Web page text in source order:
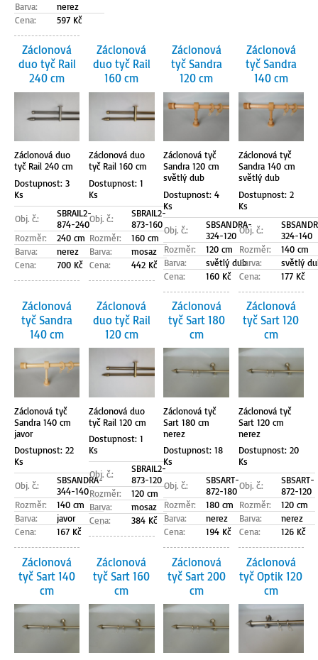
Barva:
nerez
Cena:
597 Kč
Záclonová
duo tyč Rail
240 cm
Záclonová duo
tyč Rail 240 cm
Dostupnost: 3
Ks
Obj. č.:
SBRAIL2-
874-240
Rozměr:
240 cm
Barva:
nerez
Cena:
700 Kč
Záclonová
duo tyč Rail
160 cm
Záclonová duo
tyč Rail 160 cm
Dostupnost: 1
Ks
Obj. č.:
SBRAIL2-
873-160
Rozměr:
160 cm
Barva:
mosaz
Cena:
442 Kč
Záclonová
tyč Sandra
120 cm
Záclonová tyč
Sandra 120 cm
světlý dub
Dostupnost: 4
Ks
Obj. č.:
SBSANDRA-
324-120
Rozměr:
120 cm
Barva:
světlý dub
Cena:
160 Kč
Záclonová
tyč Sandra
140 cm
Záclonová tyč
Sandra 140 cm
světlý dub
Dostupnost: 2
Ks
Obj. č.:
324-140
Rozměr:
140 cm
Barva:
světlý
Cena:
177 Kč
Záclonová
tyč Sandra
140 cm
Záclonová tyč
Sandra 140 cm
javor
Dostupnost: 22
Ks
Obj. č.:
SBSANDRA-
344-140
Rozměr:
140 cm
Barva:
javor
Cena:
167 Kč
Záclonová
duo tyč Rail
120 cm
Záclonová duo
tyč Rail 120 cm
Dostupnost: 1
Ks
Obj. č.:
SBRAIL2-
873-120
Rozměr:
120 cm
Barva:
mosaz
Cena:
384 Kč
Záclonová
tyč Sart 180
cm
Záclonová tyč
Sart 180 cm
nerez
Dostupnost: 18
Ks
Obj. č.:
SBSART-
872-180
Rozměr:
180 cm
Barva:
nerez
Cena:
194 Kč
Záclonová
tyč Sart 120
cm
Záclonová tyč
Sart 120 cm
nerez
Dostupnost: 20
Ks
Obj. č.:
SBSART-
872-120
Rozměr:
120 cm
Barva:
nerez
Cena:
126 Kč
Záclonová
tyč Sart 140
cm
Záclonová
tyč Sart 160
cm
Záclonová
tyč Sart 200
cm
Záclonová
tyč Optik 120
cm